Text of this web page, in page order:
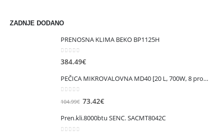
ZADNJE DODANO
PRENOSNA KLIMA BEKO BP1125H
0out of 5
384.49€
PEČICA MIKROVALOVNA MD40 [20 L, 700W, 8 prog., bela ]
104.99€ Izvirna
je
73.42€Trenutna
je:
Pren.kli.8000btu SENC. SACMT8042C